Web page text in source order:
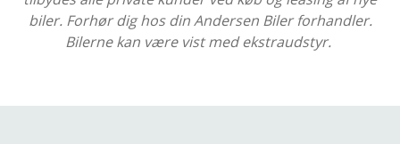
aftale
Ingen bekymringer om bilens videresalg
biler. Forhør dig hos din Andersen Biler forhandler.
Bilerne kan være vist med ekstraudstyr.